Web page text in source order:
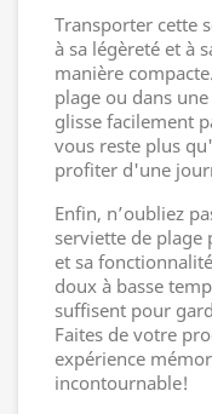
Transporter cette
à sa légèreté et à
manière
plage ou dans
glisse facilement
vous reste plus
profiter d'une
Enfin, n’oubliez
serviette de plage
et sa
doux à basse
suffisent pour
Faites de votre
expérience
incontournable!